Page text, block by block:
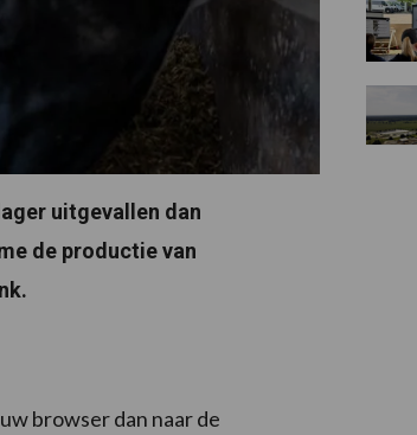
uitgevallen dan
de productie van
browser dan naar de